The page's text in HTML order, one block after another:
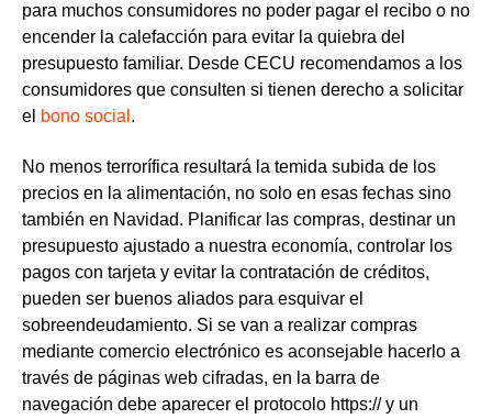
para muchos consumidores no poder pagar el recibo o no
encender la calefacción para evitar la quiebra del
presupuesto familiar. Desde CECU recomendamos a los
consumidores que consulten si tienen derecho a solicitar
el bono social .
No menos terrorífica resultará la temida subida de los
precios en la alimentación, no solo en esas fechas sino
también en Navidad. Planificar las compras, destinar un
presupuesto ajustado a nuestra economía, controlar los
pagos con tarjeta y evitar la contratación de créditos,
pueden ser buenos aliados para esquivar el
sobreendeudamiento. Si se van a realizar compras
mediante comercio electrónico es aconsejable hacerlo a
través de páginas web cifradas, en la barra de
navegación debe aparecer el protocolo https:// y un